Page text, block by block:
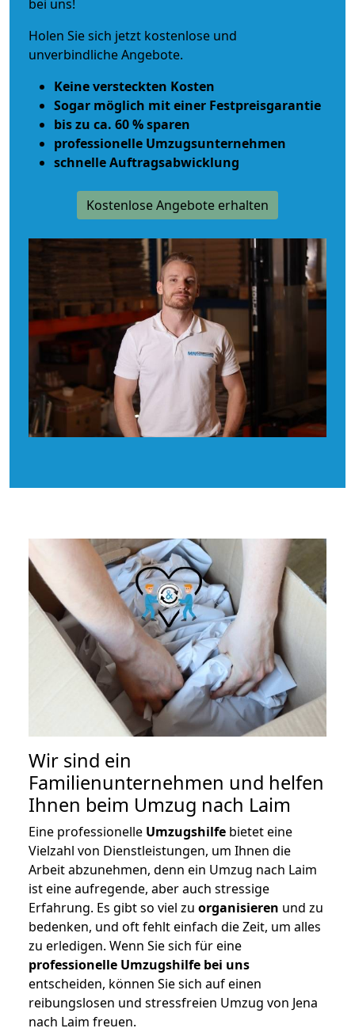
bei uns!
Holen Sie sich jetzt kostenlose und
unverbindliche Angebote.
Keine versteckten Kosten
Sogar möglich mit einer Festpreisgarantie
bis zu ca. 60 % sparen
professionelle Umzugsunternehmen
schnelle Auftragsabwicklung
Kostenlose Angebote erhalten
Wir sind ein
Familienunternehmen und helfen
Ihnen beim Umzug nach Laim
Eine professionelle Umzugshilfe bietet eine
Vielzahl von Dienstleistungen, um Ihnen die
Arbeit abzunehmen, denn ein Umzug nach Laim
ist eine aufregende, aber auch stressige
Erfahrung. Es gibt so viel zu organisieren und zu
bedenken, und oft fehlt einfach die Zeit, um alles
zu erledigen. Wenn Sie sich für eine
professionelle Umzugshilfe bei uns
entscheiden, können Sie sich auf einen
reibungslosen und stressfreien Umzug von Jena
nach Laim freuen.